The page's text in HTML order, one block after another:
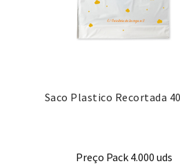
Saco Plastico Recortada
Preço Pack 4.000 uds